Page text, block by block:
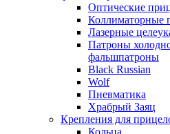
Оптические
Коллиматорные
Лазерные
Патроны
фальшпатроны
Black Russian
Wolf
Пневматика
Храбрый Заяц
Крепления для
Кольца